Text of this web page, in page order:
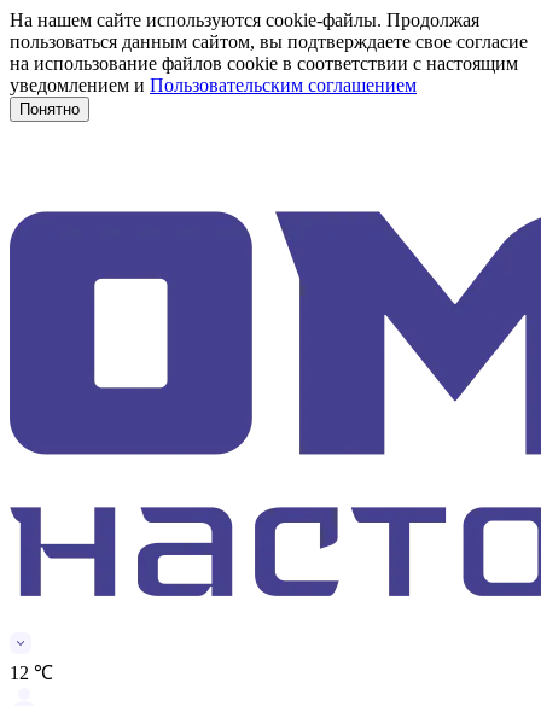
На нашем сайте используются cookie-файлы. Продолжая
пользоваться данным сайтом, вы подтверждаете свое согласие
на использование файлов cookie в соответствии с настоящим
уведомлением и Пользовательским соглашением
Понятно
12 ℃